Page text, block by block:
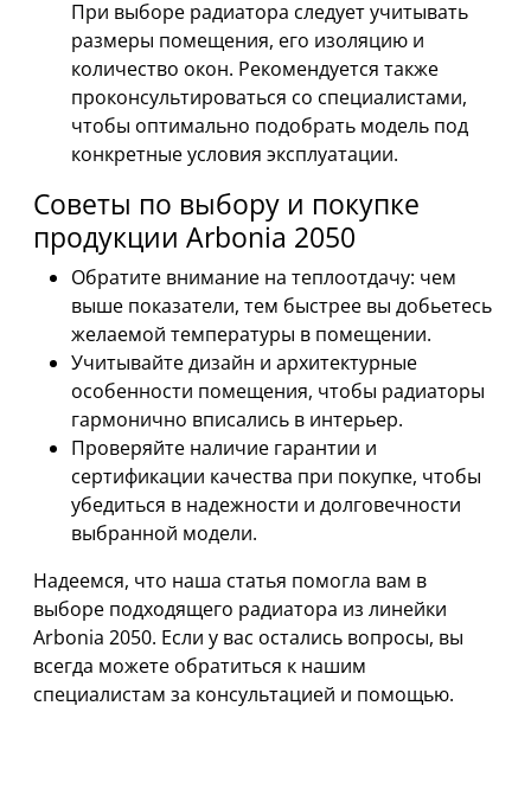
При выборе радиатора следует учитывать
размеры помещения, его изоляцию и
количество окон. Рекомендуется также
проконсультироваться со специалистами,
чтобы оптимально подобрать модель под
конкретные условия эксплуатации.
Советы по выбору и покупке
продукции Arbonia 2050
Обратите внимание на теплоотдачу: чем
выше показатели, тем быстрее вы добьетесь
желаемой температуры в помещении.
Учитывайте дизайн и архитектурные
особенности помещения, чтобы радиаторы
гармонично вписались в интерьер.
Проверяйте наличие гарантии и
сертификации качества при покупке, чтобы
убедиться в надежности и долговечности
выбранной модели.
Надеемся, что наша статья помогла вам в
выборе подходящего радиатора из линейки
Arbonia 2050. Если у вас остались вопросы, вы
всегда можете обратиться к нашим
специалистам за консультацией и помощью.